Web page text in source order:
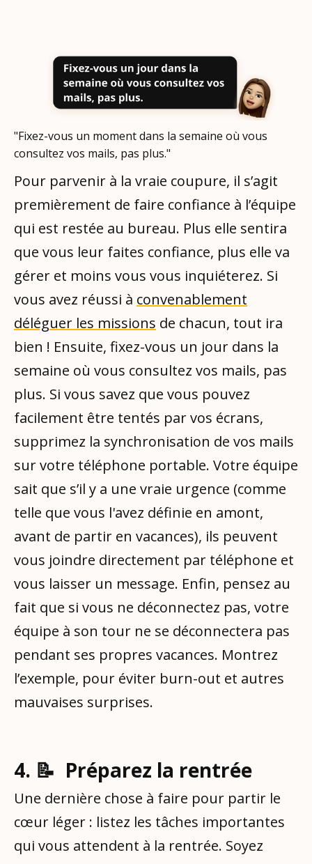
"Fixez-vous un moment dans la semaine où vous
consultez vos mails, pas plus."
Pour parvenir à la vraie coupure, il s’agit
premièrement de faire confiance à l’équipe
qui est restée au bureau. Plus elle sentira
que vous leur faites confiance, plus elle va
gérer et moins vous vous inquiéterez. Si
vous avez réussi à convenablement
déléguer les missions de chacun, tout ira
bien ! Ensuite, fixez-vous un jour dans la
semaine où vous consultez vos mails, pas
plus. Si vous savez que vous pouvez
facilement être tentés par vos écrans,
supprimez la synchronisation de vos mails
sur votre téléphone portable. Votre équipe
sait que s’il y a une vraie urgence (comme
telle que vous l'avez définie en amont,
avant de partir en vacances), ils peuvent
vous joindre directement par téléphone et
vous laisser un message. Enfin, pensez au
fait que si vous ne déconnectez pas, votre
équipe à son tour ne se déconnectera pas
pendant ses propres vacances. Montrez
l’exemple, pour éviter burn-out et autres
mauvaises surprises.
4. 📝 Préparez la rentrée
Une dernière chose à faire pour partir le
cœur léger : listez les tâches importantes
qui vous attendent à la rentrée. Soyez